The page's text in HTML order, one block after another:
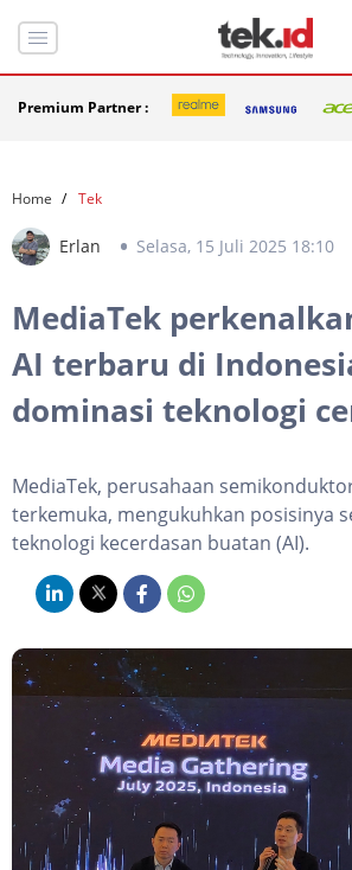
Premium Partner :
Home Tek
Erlan Selasa, 15 Juli 2025 18:10
MediaTek
AI terbaru di
dominasi teknologi
MediaTek, perusahaan
terkemuka, mengukuhkan posisinya
teknologi kecerdasan buatan (AI).